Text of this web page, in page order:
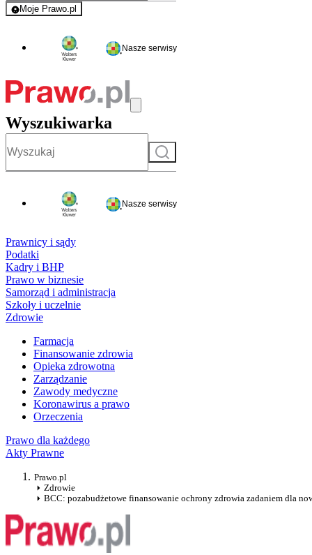
Moje Prawo.pl
- rejestracja i logowanie do serwisu
Nasze serwisy
Wyszukiwarka
Szukaj
Nasze serwisy
Prawnicy i sądy
Podatki
Kadry i BHP
Prawo w biznesie
Samorząd i administracja
Szkoły i uczelnie
Zdrowie
Farmacja
Finansowanie zdrowia
Opieka zdrowotna
Zarządzanie
Zawody medyczne
Koronawirus a prawo
Orzeczenia
Prawo dla każdego
Akty Prawne
Prawo.pl
Zdrowie
BCC: pozabudżetowe finansowanie ochrony zdrowia zadaniem dla